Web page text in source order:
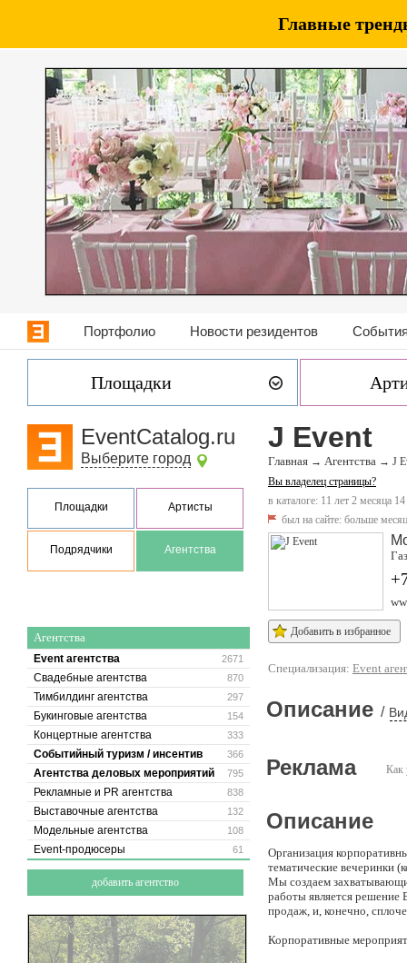
Главные
Портфолио Новости резидентов
Площадки
EventCatalog.ru
Выберите город
Площадки Артисты
Подрядчики Агентства
Агентства
2671
Event агентства
870
Свадебные агентства
297
Тимбилдинг агентства
154
Букинговые агентства
333
Концертные агентства
366
Событийный туризм / инсентив
795
Агентства деловых мероприятий
838
Рекламные и PR агентства
132
Выставочные агентства
108
Модельные агентства
61
Event-продюсеры
добавить агентство
J Event
Главная → Агентства → J
Вы владелец страницы?
в каталоге: 11 лет 2 месяца
был на сайте: больше
Добавить в избранное
Специализация: Event
Описание /
Как
Реклама
Описание
Организация
тематические вечеринки
Мы создаем
работы является
продаж, и, конечно,
Корпоративные